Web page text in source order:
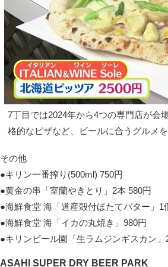
7丁目では2024年から4つの専門店が会
格的なピザなど、ビールに合うグルメを
その他
●キリン一番搾り(500ml) 750円
●黄金の串「室蘭やきとり」2本 580円
●海鮮食堂 海「道産殻付ほたてバター」1
●海鮮食堂 海「イカの丸焼き」980円
●キリンビール園「生ラムジンギスカン」
ASAHI SUPER DRY BEER PARK